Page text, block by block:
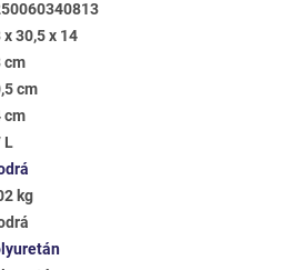
x 30,5 x 14
cm
cm
cm
L
kg